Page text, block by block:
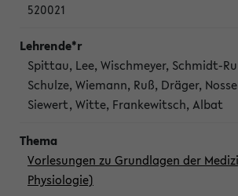
520021
Spittau, Lee, Wischmeyer, Schmidt-
Schulze, Wiemann, Ruß, Dräger,
Siewert, Witte, Frankewitsch, Albat
Vorlesungen zu Grundlagen der
Physiologie)